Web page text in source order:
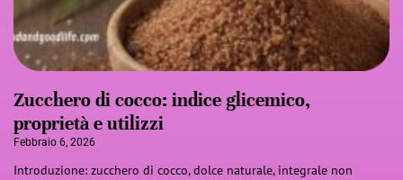
Zucchero di cocco: indice glicemico,
proprietà e utilizzi
Febbraio 6, 2026
Introduzione: zucchero di cocco, dolce naturale, integrale non